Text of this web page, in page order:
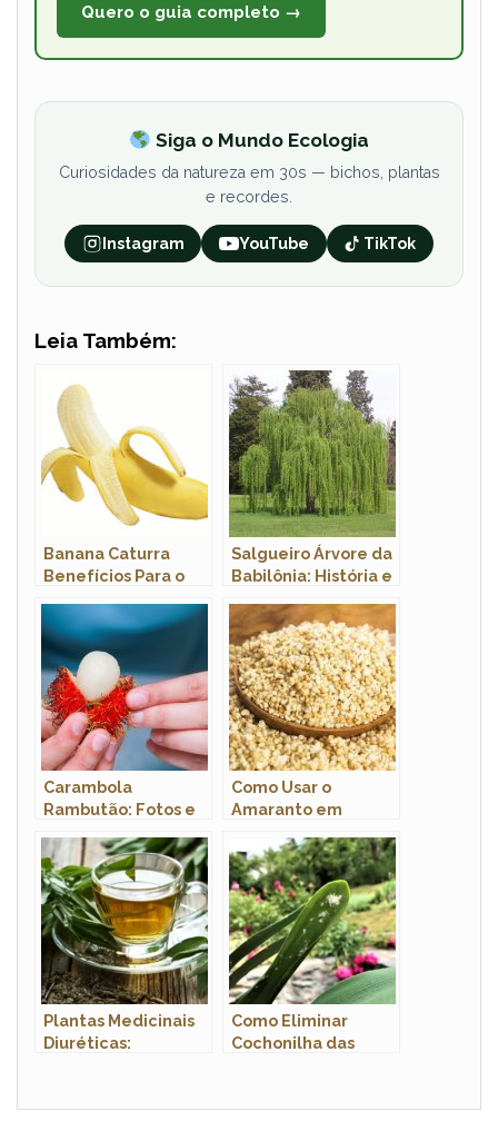
Quero o guia completo →
Siga o Mundo Ecologia
Curiosidades da natureza em 30s — bichos, plantas
e recordes.
Instagram YouTube TikTok
Leia Também:
Banana Caturra
Benefícios Para o
Salgueiro Árvore da
Babilônia: História e
Carambola
Rambutão: Fotos e
Como Usar o
Amaranto em
Serve?
Plantas Medicinais
Diuréticas:
Como Eliminar
Cochonilha das